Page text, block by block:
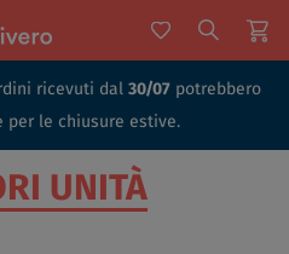
ricevuti dal 30/07 potrebbero
le chiusure estive.
UNITÀ